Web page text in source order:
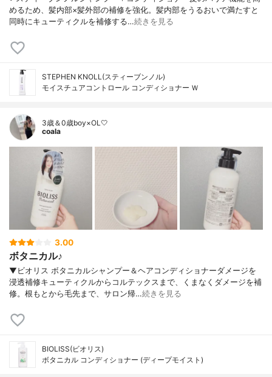
めるため、髪内部×髪外部の補修を強化。髪内部をうるおいで満たすと
同時にキューティクルを補修する…続きを見る
STEPHEN KNOLL(スティーブンノル)
モイスチュアコントロール コンディショナー Ｗ
3歳＆0歳boy×OL🤍
coala
3.00
ボタニカル♪
▼ビオリス ボタニカルシャンプー＆ヘアコンディショナーダメージを
浸透補修キューティクルからコルテックスまで、くまなくダメージを補
修。根もとから毛先まで、サロン帰…続きを見る
BIOLISS(ビオリス)
ボタニカル コンディショナー (ディープモイスト)